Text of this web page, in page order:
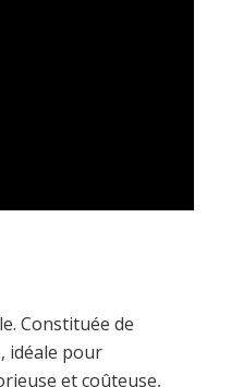
Constituée de
idéale pour
et coûteuse,